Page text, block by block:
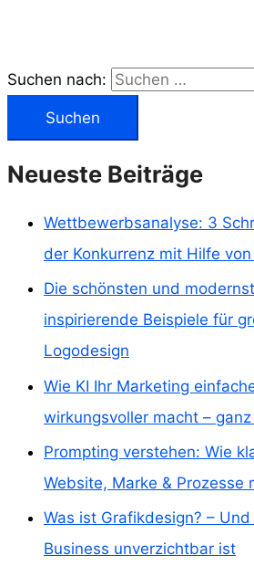
Suchen nach:
Neueste Beiträge
Wettbewerbsanalyse: 3
der Konkurrenz mit Hilfe
Die schönsten und
inspirierende Beispiele für
Logodesign
Wie KI Ihr Marketing
wirkungsvoller macht –
Prompting verstehen: Wie
Website, Marke & Prozesse
Was ist Grafikdesign? –
Business unverzichtbar ist